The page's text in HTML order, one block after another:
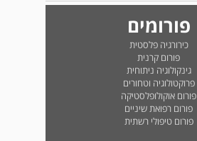
פורומים
כירורגיה פלסטית
פורום קרנית
גינקולוגיה ניתוחית
פרוקטולוגיה וטחורים
פורום אוקולופלסטיקה
פורום רפואת שיניים
פורום טיפולי רשתית